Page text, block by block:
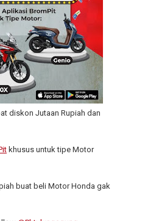
diskon Jutaan Rupiah dan
khusus untuk tipe Motor
buat beli Motor Honda gak